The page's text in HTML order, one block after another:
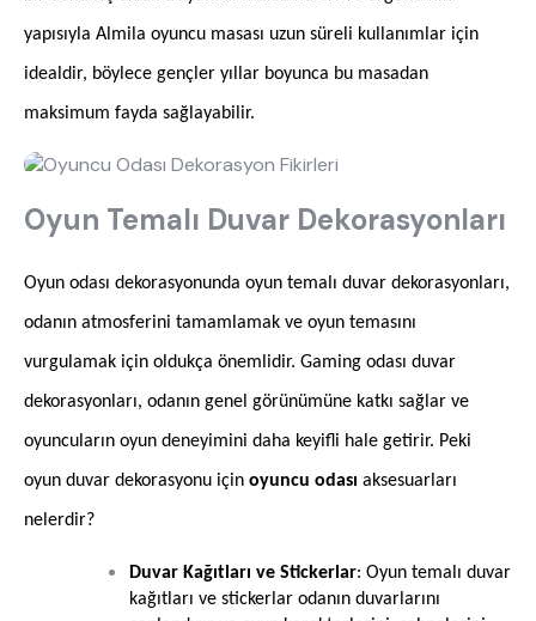
yapısıyla Almila oyuncu masası uzun süreli kullanımlar için
idealdir, böylece gençler yıllar boyunca bu masadan
maksimum fayda sağlayabilir.
Oyun Temalı Duvar Dekorasyonları
Oyun odası dekorasyonunda oyun temalı duvar dekorasyonları,
odanın atmosferini tamamlamak ve oyun temasını
vurgulamak için oldukça önemlidir. Gaming odası duvar
dekorasyonları, odanın genel görünümüne katkı sağlar ve
oyuncuların oyun deneyimini daha keyifli hale getirir. Peki
oyun duvar dekorasyonu için oyuncu odası aksesuarları
nelerdir?
Duvar Kağıtları ve Stickerlar: Oyun temalı duvar
kağıtları ve stickerlar odanın duvarlarını